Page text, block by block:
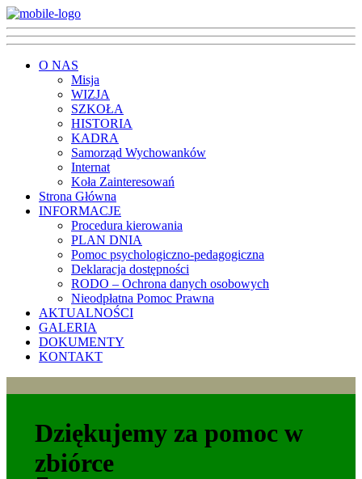
O NAS
Misja
WIZJA
SZKOŁA
HISTORIA
KADRA
Samorząd Wychowanków
Internat
Koła Zainteresowań
Strona Główna
INFORMACJE
Procedura kierowania
PLAN DNIA
Pomoc psychologiczno-pedagogiczna
Deklaracja dostępności
RODO – Ochrona danych osobowych
Nieodpłatna Pomoc Prawna
AKTUALNOŚCI
GALERIA
DOKUMENTY
KONTAKT
Dziękujemy za pomoc w
zbiórce